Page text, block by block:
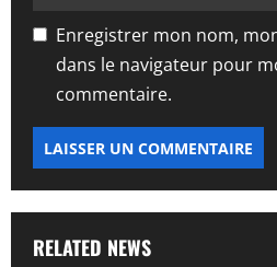
Enregistrer mon nom,
dans le navigateur pour
commentaire.
RELATED NEWS